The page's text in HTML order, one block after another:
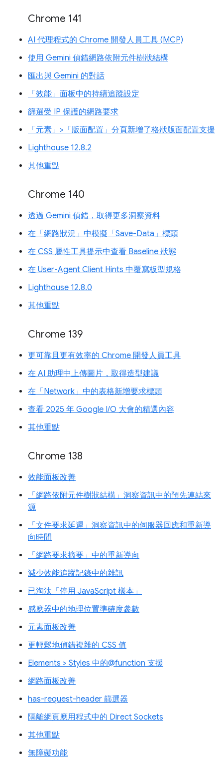
Chrome 141
AI 代理程式的 Chrome 開發人員工具 (MCP)
使用 Gemini 偵錯網路依附元件樹狀結構
匯出與 Gemini 的對話
「效能」面板中的持續追蹤設定
篩選受 IP 保護的網路要求
「元素」>「版面配置」分頁新增了格狀版面配置支援
Lighthouse 12.8.2
其他重點
Chrome 140
透過 Gemini 偵錯，取得更多洞察資料
在「網路狀況」中模擬「Save-Data」標頭
在 CSS 屬性工具提示中查看 Baseline 狀態
在 User-Agent Client Hints 中覆寫板型規格
Lighthouse 12.8.0
其他重點
Chrome 139
更可靠且更有效率的 Chrome 開發人員工具
在 AI 助理中上傳圖片，取得造型建議
在「Network」中的表格新增要求標頭
查看 2025 年 Google I/O 大會的精選內容
其他重點
Chrome 138
效能面板改善
「網路依附元件樹狀結構」洞察資訊中的預先連結來
源
「文件要求延遲」洞察資訊中的伺服器回應和重新導
向時間
「網路要求摘要」中的重新導向
減少效能追蹤記錄中的雜訊
已淘汰「停用 JavaScript 樣本」
感應器中的地理位置準確度參數
元素面板改善
更輕鬆地偵錯複雜的 CSS 值
Elements > Styles 中的@function 支援
網路面板改善
has-request-header 篩選器
隔離網頁應用程式中的 Direct Sockets
其他重點
無障礙功能